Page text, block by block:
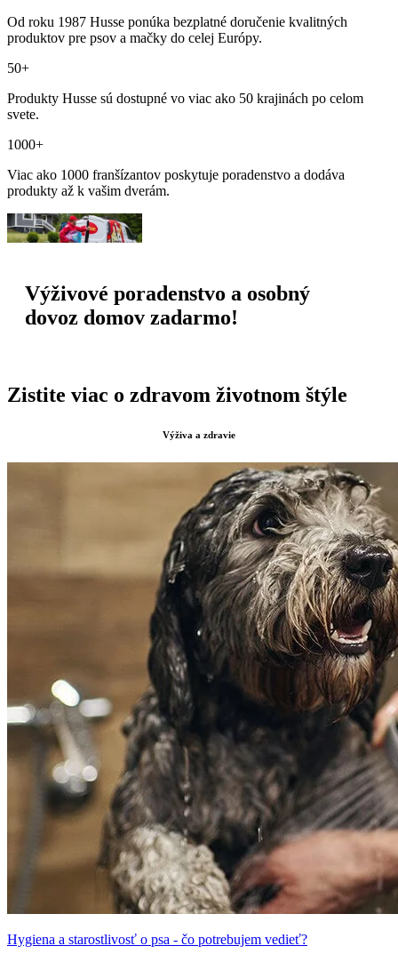
Od roku 1987 Husse ponúka bezplatné doručenie kvalitných
produktov pre psov a mačky do celej Európy.
50+
Produkty Husse sú dostupné vo viac ako 50 krajinách po celom
svete.
1000+
Viac ako 1000 franšízantov poskytuje poradenstvo a dodáva
produkty až k vašim dverám.
Výživové poradenstvo a osobný
dovoz domov zadarmo!
Zistite viac o zdravom životnom štýle
Výživa a zdravie
Hygiena a starostlivosť o psa - čo potrebujem vedieť?